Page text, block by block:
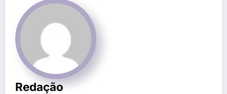
Redação